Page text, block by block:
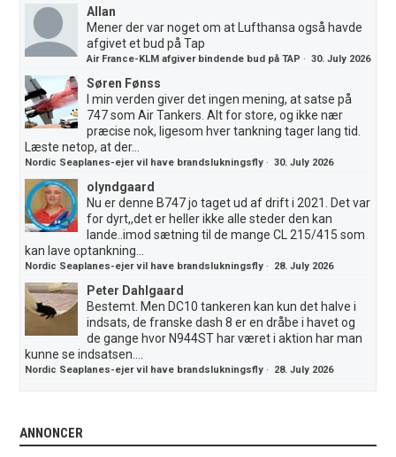
Allan
Mener der var noget om at Lufthansa også havde
afgivet et bud på Tap
Air France-KLM afgiver bindende bud på TAP ·30. July 2026
Søren Fønss
I min verden giver det ingen mening, at satse på
747 som Air Tankers. Alt for store, og ikke nær
præcise nok, ligesom hver tankning tager lang tid.
Læste netop, at der...
Nordic Seaplanes-ejer vil have brandslukningsfly ·30. July 2026
olyndgaard
Nu er denne B747 jo taget ud af drift i 2021. Det var
for dyrt,,det er heller ikke alle steder den kan
lande..imod sætning til de mange CL 215/415 som
kan lave optankning...
Nordic Seaplanes-ejer vil have brandslukningsfly · 28. July 2026
Peter Dahlgaard
Bestemt. Men DC10 tankeren kan kun det halve i
indsats, de franske dash 8 er en dråbe i havet og
de gange hvor N944ST har været i aktion har man
kunne se indsatsen....
Nordic Seaplanes-ejer vil have brandslukningsfly · 28. July 2026
ANNONCER